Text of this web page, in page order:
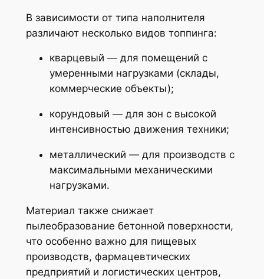
В зависимости от типа наполнителя
различают несколько видов топпинга:
кварцевый — для помещений с
умеренными нагрузками (склады,
коммерческие объекты);
корундовый — для зон с высокой
интенсивностью движения техники;
металлический — для производств с
максимальными механическими
нагрузками.
Материал также снижает
пылеобразование бетонной поверхности,
что особенно важно для пищевых
производств, фармацевтических
предприятий и логистических центров,